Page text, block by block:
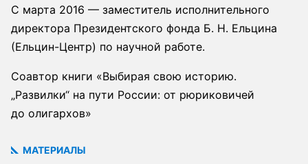
С марта 2016 — заместитель исполнительного
директора Президентского фонда Б. Н. Ельцина
(Ельцин-Центр) по научной работе.
Соавтор книги «Выбирая свою историю.
„Развилки“ на пути России: от рюриковичей
до олигархов»
МАТЕРИАЛЫ